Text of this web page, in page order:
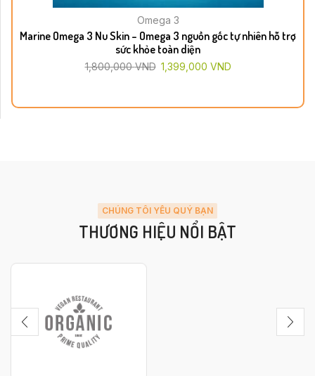
Omega 3
Marine Omega 3 Nu Skin – Omega 3 nguồn gốc tự nhiên hỗ trợ
sức khỏe toàn diện
1,800,000VND 1,399,000 VND
CHÚNG TÔI YÊU QUÝ BẠN
THƯƠNG HIỆU NỔI BẬT